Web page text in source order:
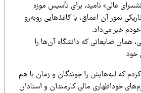
عالی» نامید، برای تأسیس موزه
آن اعماق، با کاغذهایی روبه‌رو
می‌داد.
ضایعاتی که دانشگاه آن‌ها را
لبه‌هایش را جوندگان و زمان با هم
مالی کارمندان و استادان